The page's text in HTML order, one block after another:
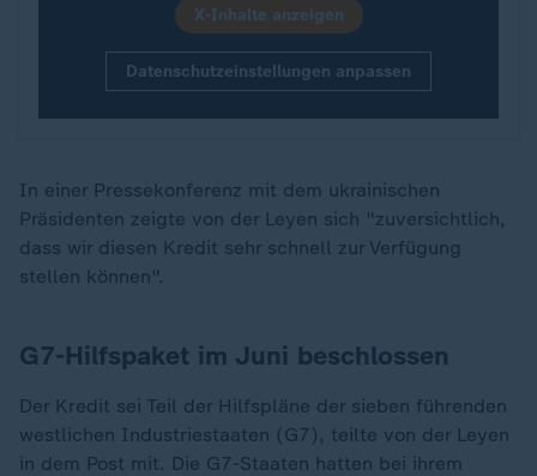
X-Inhalte anzeigen
Datenschutzeinstellungen anpassen
In einer Pressekonferenz mit dem ukrainischen
Präsidenten zeigte von der Leyen sich "zuversichtlich,
dass wir diesen Kredit sehr schnell zur Verfügung
stellen können".
G7-Hilfspaket im Juni beschlossen
Der Kredit sei Teil der Hilfspläne der sieben führenden
westlichen Industriestaaten (G7), teilte von der Leyen
in dem Post mit. Die G7-Staaten hatten bei ihrem